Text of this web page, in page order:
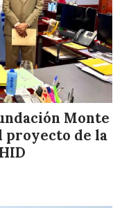
Monte
proyecto de la